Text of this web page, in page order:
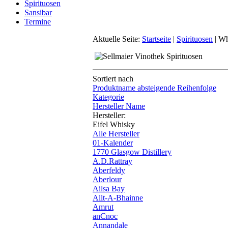
Spirituosen
Sansibar
Termine
Aktuelle Seite: Startseite | Spirituosen |
Sortiert nach
Produktname absteigende Reihenfolge
Kategorie
Hersteller Name
Hersteller:
Eifel Whisky
Alle Hersteller
01-Kalender
1770 Glasgow Distillery
A.D.Rattray
Aberfeldy
Aberlour
Ailsa Bay
Allt-A-Bhainne
Amrut
anCnoc
Annandale